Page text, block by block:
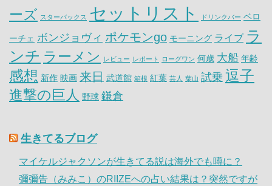
ーズ スターバックス セットリスト ドリンクバー ベロ
ーチェ ボンジョヴィ ポケモンgo モーニング ライブ ラ
ンチ ラーメン レビュー レポート ローグワン 何歳 大船 年齢
感想 新作 映画 来日 武道館 箱根 紅葉 芸人 葉山 試乗 逗子
進撃の巨人 野球 鎌倉
生きてるブログ
マイケルジャクソンが生きてる説は海外でも噂に？
彌彌告（みみこ）のRIIZEへの占い結果は？突然ですが